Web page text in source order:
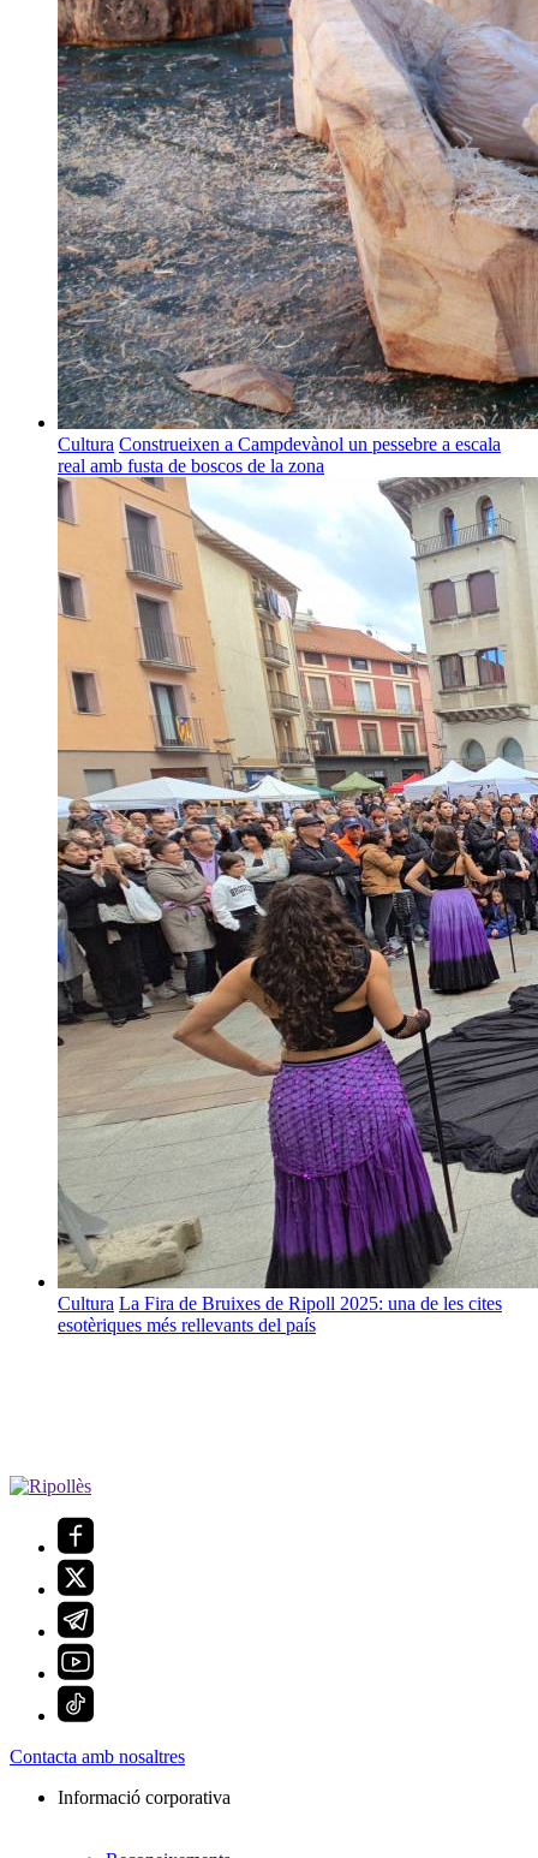
Cultura Construeixen a Campdevànol un pessebre a escala
real amb fusta de boscos de la zona
Cultura La Fira de Bruixes de Ripoll 2025: una de les cites
esotèriques més rellevants del país
Contacta amb nosaltres
Informació corporativa